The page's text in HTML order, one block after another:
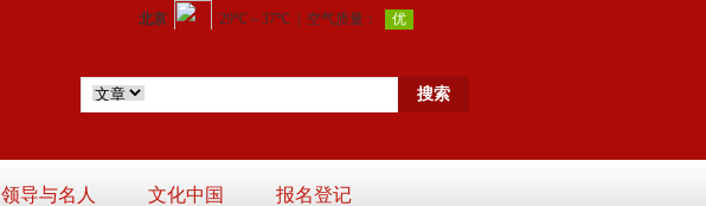
领导与名人 文化中国 报名登记